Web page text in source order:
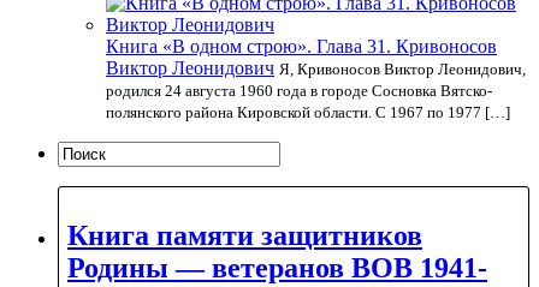
Книга «В одном строю». Глава 31. Кривоносов
Виктор Леонидович Я, Кривоносов Виктор Леонидович,
родился 24 августа 1960 года в городе Сосновка Вятско-
полянского района Кировской области. С 1967 по 1977 […]
Книга памяти защитников
Родины — ветеранов ВОВ 1941-